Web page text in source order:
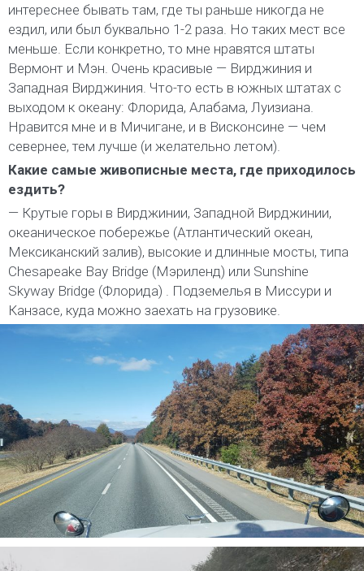
интереснее бывать там, где ты раньше никогда не
ездил, или был буквально 1-2 раза. Но таких мест все
меньше. Если конкретно, то мне нравятся штаты
Вермонт и Мэн. Очень красивые — Вирджиния и
Западная Вирджиния. Что-то есть в южных штатах с
выходом к океану: Флорида, Алабама, Луизиана.
Нравится мне и в Мичигане, и в Висконсине — чем
севернее, тем лучше (и желательно летом).
Какие самые живописные места, где приходилось
ездить?
— Крутые горы в Вирджинии, Западной Вирджинии,
океаническое побережье (Атлантический океан,
Мексиканский залив), высокие и длинные мосты, типа
Chesapeake Bay Bridge (Мэриленд) или Sunshine
Skyway Bridge (Флорида) . Подземелья в Миссури и
Канзасе, куда можно заехать на грузовике.